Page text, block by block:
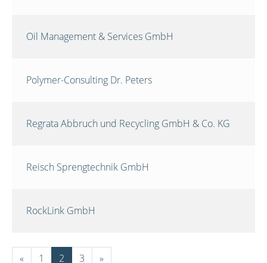
Oil Management & Services GmbH
Polymer-Consulting Dr. Peters
Regrata Abbruch und Recycling GmbH & Co. KG
Reisch Sprengtechnik GmbH
RockLink GmbH
« 1 2 3 »